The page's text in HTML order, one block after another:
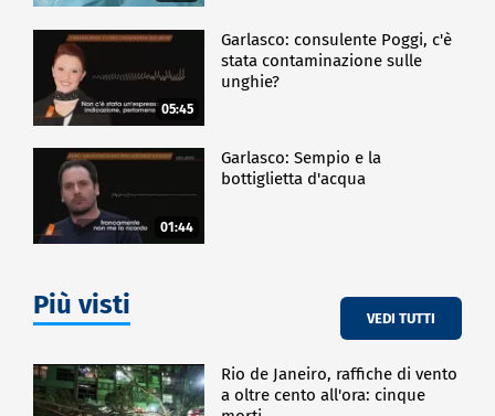
05:45
Garlasco: consulente Poggi, c'è
stata contaminazione sulle
unghie?
01:44
Garlasco: Sempio e la
bottiglietta d'acqua
Più visti VEDI TUTTI
Rio de Janeiro, raffiche di vento
a oltre cento all'ora: cinque